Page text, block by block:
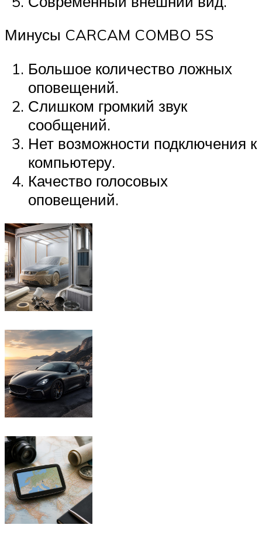
Минусы CARCAM COMBO 5S
Большое количество ложных
оповещений.
Слишком громкий звук
сообщений.
Нет возможности подключения к
компьютеру.
Качество голосовых
оповещений.